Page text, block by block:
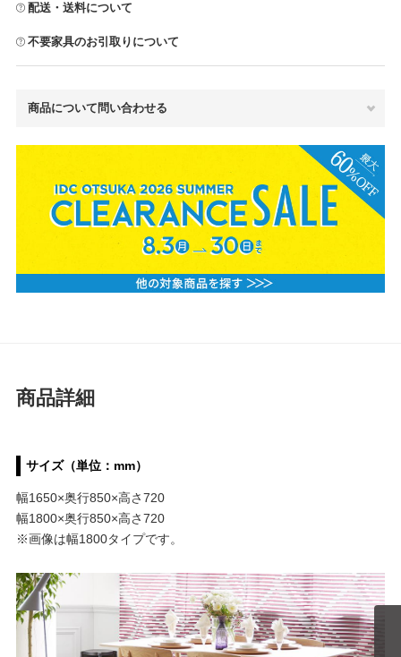
配送・送料について
不要家具のお引取りについて
商品について問い合わせる
商品詳細
サイズ（単位：mm）
幅1650×奥行850×高さ720
幅1800×奥行850×高さ720
※画像は幅1800タイプです。